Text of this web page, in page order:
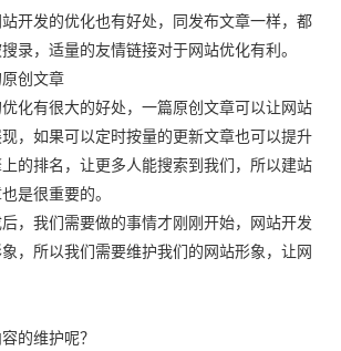
开发的优化也有好处，同发布文章一样，都
录，适量的友情链接对于网站优化有利。
创文章
化有很大的好处，一篇原创文章可以让网站
，如果可以定时按量的更新文章也可以提升
的排名，让更多人能搜索到我们，所以建站
是很重要的。
，我们需要做的事情才刚刚开始，网站开发
，所以我们需要维护我们的网站形象，让网
的维护呢？